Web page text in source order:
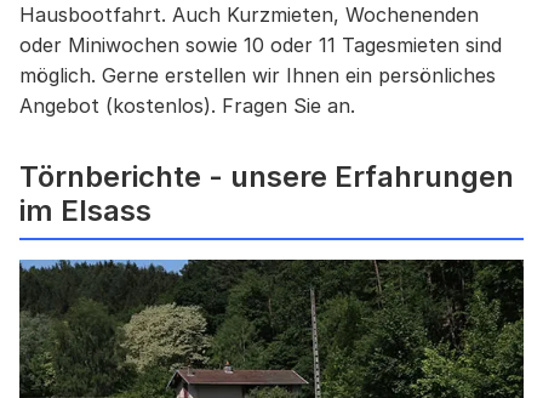
Hausbootfahrt. Auch Kurzmieten, Wochenenden
oder Miniwochen sowie 10 oder 11 Tagesmieten sind
möglich. Gerne erstellen wir Ihnen ein persönliches
Angebot (kostenlos). Fragen Sie an.
Törnberichte - unsere Erfahrungen
im Elsass